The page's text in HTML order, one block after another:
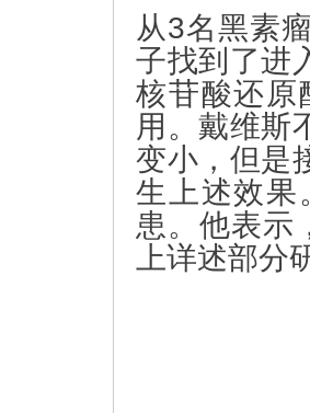
从3名黑素
子找到了进
核苷酸还原
用。戴维斯
变小，但是
生上述效果
患。他表示
上详述部分